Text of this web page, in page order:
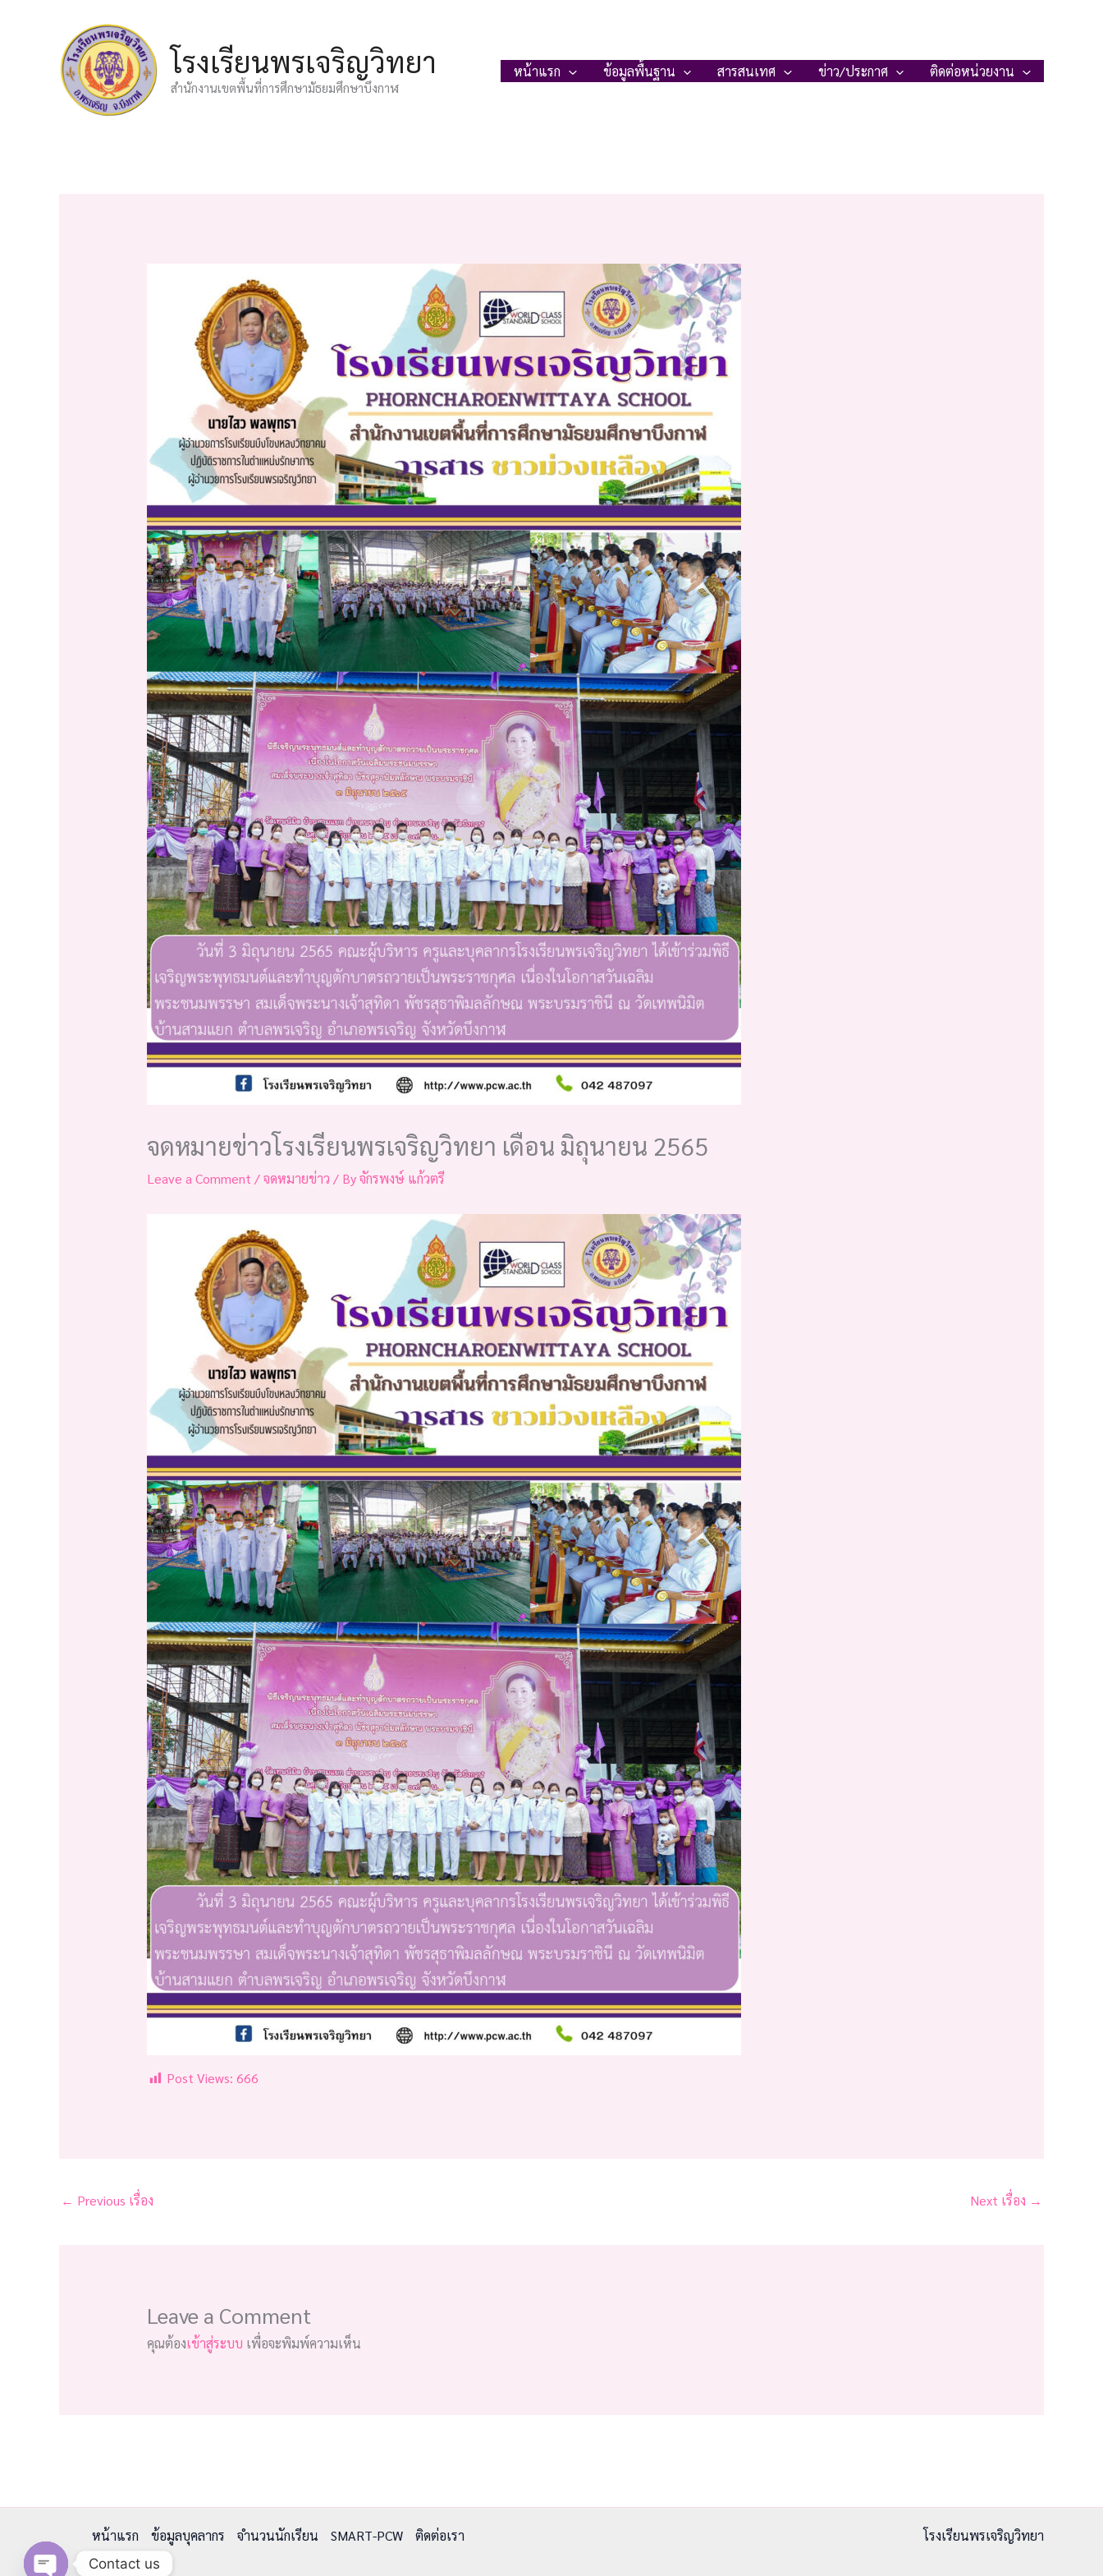
โรงเรียนพรเจริญวิทยา
สำนักงานเขตพื้นที่การศึกษามัธยมศึกษาบึงกาฬ
หน้าแรก ข้อมูลพื้นฐาน สารสนเทศ ข่าว/ประกาศ ติดต่อหน่วยงาน
จดหมายข่าวโรงเรียนพรเจริญวิทยา เดือน มิถุนายน 2565
Leave a Comment /จดหมายข่าว / Byจักรพงษ์ แก้วตรี
Post Views: 666
← Previous เรื่อง Next เรื่อง →
Leave a Comment
คุณต้องเข้าสู่ระบบ เพื่อจะพิมพ์ความเห็น
หน้าแรก ข้อมูลบุคลากร จำนวนนักเรียน SMART-PCW ติดต่อเรา โรงเรียนพรเจริญวิทยา
Contact us